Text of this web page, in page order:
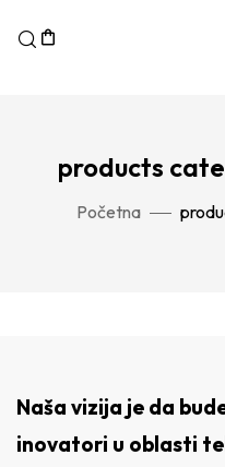
products
Početna
Naša vizija je da
inovatori u oblasti